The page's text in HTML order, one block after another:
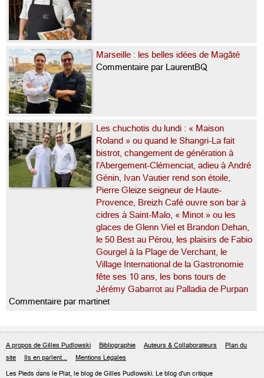
Marseille : les belles idées de Magâté
Commentaire par LaurentBQ
Les chuchotis du lundi : « Maison
Roland » ou quand le Shangri-La fait
bistrot, changement de génération à
l’Abergement-Clémenciat, adieu à André
Génin, Ivan Vautier rend son étoile,
Pierre Gleize seigneur de Haute-
Provence, Breizh Café ouvre son bar à
cidres à Saint-Malo, « Minot » ou les
glaces de Glenn Viel et Brandon Dehan,
le 50 Best au Pérou, les plaisirs de Fabio
Gourgel à la Plage de Verchant, le
Village International de la Gastronomie
fête ses 10 ans, les bons tours de
Jérémy Gabarrot au Palladia de Purpan
Commentaire par martinet
A propos de Gilles Pudlowski Bibliographie Auteurs & Collaborateurs
Plan du
site
Ils en parlent... Mentions Légales
Les Pieds dans le Plat, le blog de Gilles Pudlowski. Le blog d'un critique